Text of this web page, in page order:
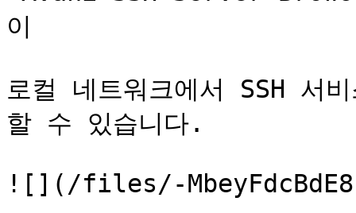
이
로컬 네트워크에서 SSH 서
할 수 있습니다.
![](/files/-